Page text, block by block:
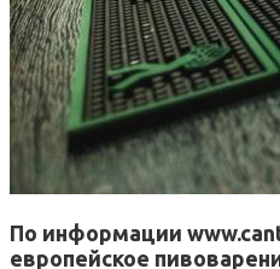
По информации
европейское